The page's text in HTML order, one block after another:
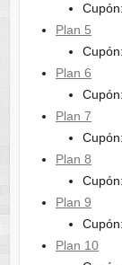
Plan 5
Plan 6
Plan 7
Plan 8
Plan 9
Plan 10